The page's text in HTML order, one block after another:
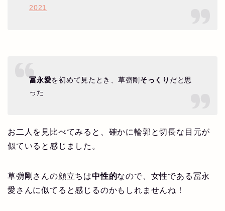
2021
冨永愛を初めて見たとき、草彅剛 そっくり だと思
った
お二人を見比べてみると、確かに輪郭と切長な目元が
似ていると感じました。
草彅剛さんの顔立ちは中性的なので、女性である冨永
愛さんに似てると感じるのかもしれませんね！